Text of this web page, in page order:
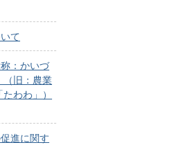
て
：かいづ
（旧：農業
わわ」）
進に関す